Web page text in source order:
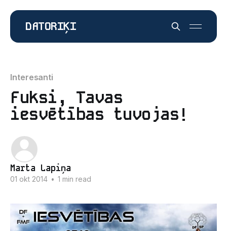
DATORIĶI
Interesanti
Fuksi, Tavas
iesvētības tuvojas!
Marta Lapiņa
01 okt 2014 • 1 min read